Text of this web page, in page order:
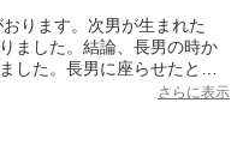
ります。次男が生まれた
ました。結論、長男の時か
した。長男に座らせたとこ
くれるので、とても助かっ
した。
さらに表示